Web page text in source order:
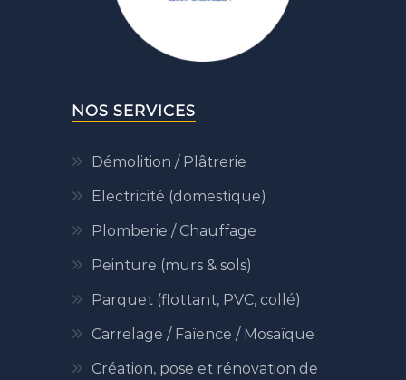
NOS SERVICES
Démolition / Plâtrerie
Electricité (domestique)
Plomberie / Chauffage
Peinture (murs & sols)
Parquet (flottant, PVC, collé)
Carrelage / Faïence / Mosaïque
Création, pose et rénovation de